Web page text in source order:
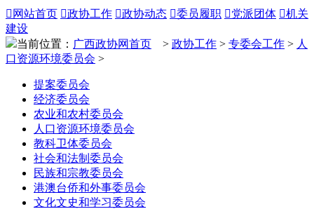
 网站首页 政协工作 政协动态 委员履职 党派团体 机关
建设
当前位置： 广西政协网首页 > 政协工作 > 专委会工作 > 人
口资源环境委员会 >
提案委员会
经济委员会
农业和农村委员会
人口资源环境委员会
教科卫体委员会
社会和法制委员会
民族和宗教委员会
港澳台侨和外事委员会
文化文史和学习委员会